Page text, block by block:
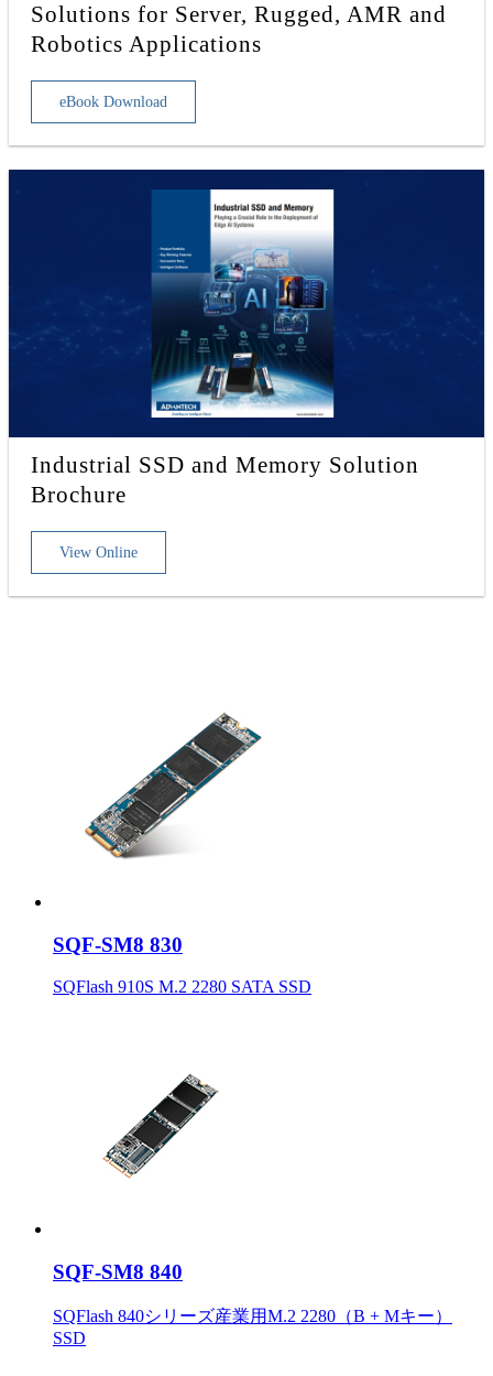
Solutions for Server, Rugged, AMR and
Robotics Applications
eBook Download
Industrial SSD and Memory Solution
Brochure
View Online
SQF-SM8 830
SQFlash 910S M.2 2280 SATA SSD
SQF-SM8 840
SQFlash 840シリーズ産業用M.2 2280（B + Mキー）
SSD